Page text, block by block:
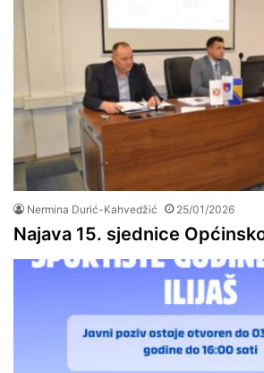
Nermina Durić-Kahvedžić 25/01/2026
Najava 15. sjednice